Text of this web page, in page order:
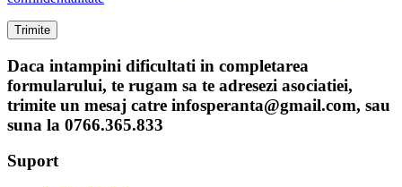
Daca intampini dificultati in completarea
formularului, te rugam sa te adresezi asociatiei,
trimite un mesaj catre infosperanta@gmail.com, sau
suna la 0766.365.833
Suport